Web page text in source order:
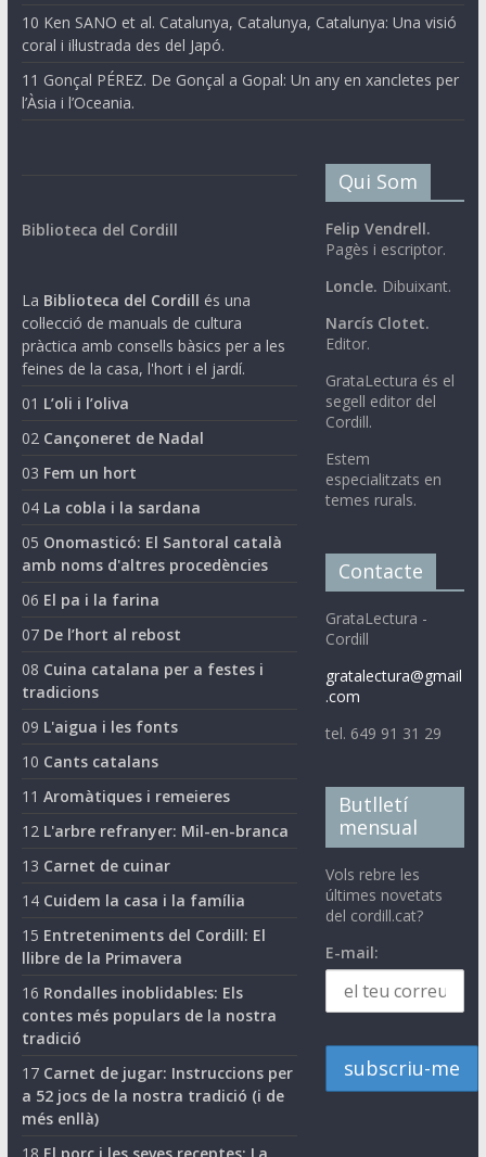
10 Ken SANO et al. Catalunya, Catalunya, Catalunya: Una visió
coral i il·lustrada des del Japó.
11 Gonçal PÉREZ. De Gonçal a Gopal: Un any en xancletes per
l’Àsia i l’Oceania.
Biblioteca del Cordill
La Biblioteca del Cordill és una
col·lecció de manuals de cultura
pràctica amb consells bàsics per a les
feines de la casa, l'hort i el jardí.
01 L’oli i l’oliva
02 Cançoneret de Nadal
03 Fem un hort
04 La cobla i la sardana
05 Onomasticó: El Santoral català
amb noms d'altres procedències
06 El pa i la farina
07 De l’hort al rebost
08 Cuina catalana per a festes i
tradicions
09 L'aigua i les fonts
10 Cants catalans
11 Aromàtiques i remeieres
12 L'arbre refranyer: Mil-en-branca
13 Carnet de cuinar
14 Cuidem la casa i la família
15 Entreteniments del Cordill: El
llibre de la Primavera
16 Rondalles inoblidables: Els
contes més populars de la nostra
tradició
17 Carnet de jugar: Instruccions per
a 52 jocs de la nostra tradició (i de
més enllà)
Qui Som
Felip Vendrell.
Pagès i escriptor.
Loncle. Dibuixant.
Narcís Clotet.
Editor.
GrataLectura és el
segell editor del
Cordill.
Estem
especialitzats en
temes rurals.
Contacte
GrataLectura -
Cordill
gratalectura@gmail
.com
tel. 649 91 31 29
Butlletí
mensual
Vols rebre les
últimes novetats
del cordill.cat?
E-mail: